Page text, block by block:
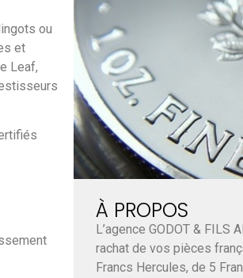
ou
et
Leaf,
À PROPOS
L’agence GODOT & FILS
rachat de vos pièces
Francs Hercules, de 5